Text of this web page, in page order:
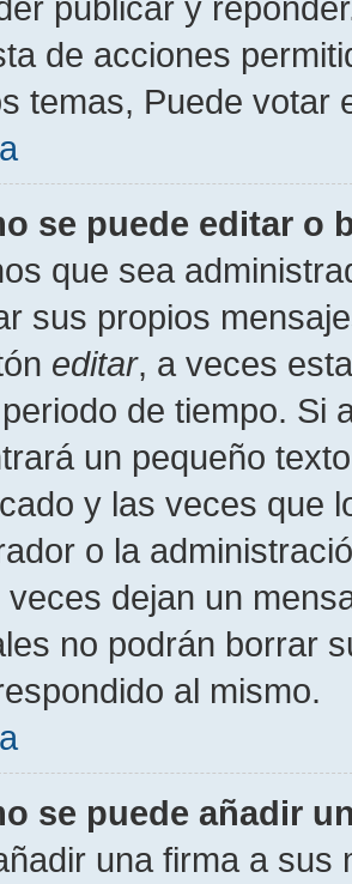
de acciones
temas, Puede votar
se puede editar o
que sea
sus propios
editar, a veces
de tiempo. Si
un pequeño
y las veces que
o la
veces dejan un
no podrán borrar
al mismo.
se puede añadir
una firma a sus